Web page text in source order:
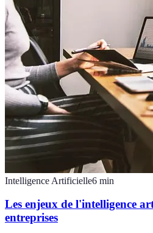
Intelligence Artificielle6 min
Les enjeux de l'intelligence
entreprises